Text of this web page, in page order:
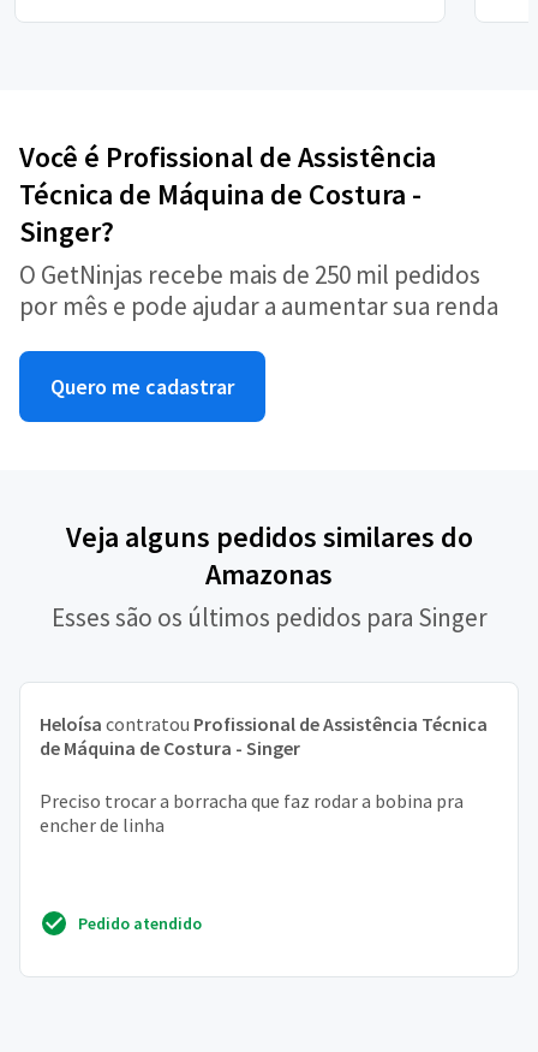
Você é Profissional de Assistência
Técnica de Máquina de Costura -
Singer?
O GetNinjas recebe mais de 250 mil pedidos
por mês e pode ajudar a aumentar sua renda
Quero me cadastrar
Veja alguns pedidos similares do
Amazonas
Esses são os últimos pedidos para Singer
Heloísa contratou Profissional de Assistência Técnica
de Máquina de Costura - Singer
Preciso trocar a borracha que faz rodar a bobina pra
encher de linha
Pedido atendido